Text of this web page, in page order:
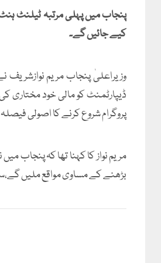
پنجاب میں پہلی مرتبہ ٹیلنٹ
کیے جائیں گے۔
وزیراعلیٰ پنجاب مریم نوازشریف
ڈیپارٹمنٹ کو مالی خود مختاری
پروگرام شروع کرنے کا اصولی
مریم نواز کا کہنا تھا کہ پنجاب
بڑھنے کے مساوی مواقع ملیں